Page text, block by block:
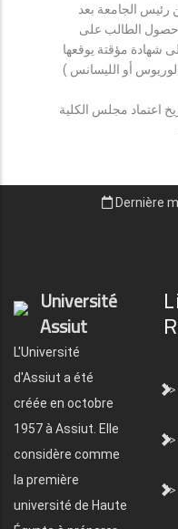
رئيس الجامعة بعد
حصول الطالب على
شهادة مؤقتة يوقعها
أو الليسانس )
اعتماد مجلس الكلية
Dernière
Université
Assiut
L'Université
d'Assiut a été
créée en octobre
1957 à Assiut. Elle
considère comme
la première
université de Haute
">
">
">